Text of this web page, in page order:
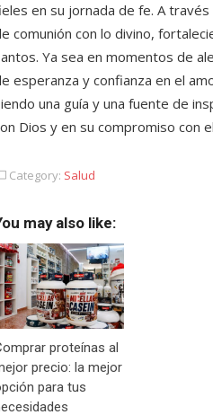
en su jornada de fe. A
comunión con lo divino,
Ya sea en momentos de
esperanza y confianza en el
una guía y una fuente de
Dios y en su compromiso con
Category: Salud
may also like:
proteínas al
precio: la mejor
para tus